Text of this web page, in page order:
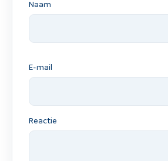
Naam
E-mail
Reactie